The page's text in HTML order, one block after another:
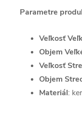
Parametre
Veľkosť
Objem
Veľkosť
Objem
Materiál: